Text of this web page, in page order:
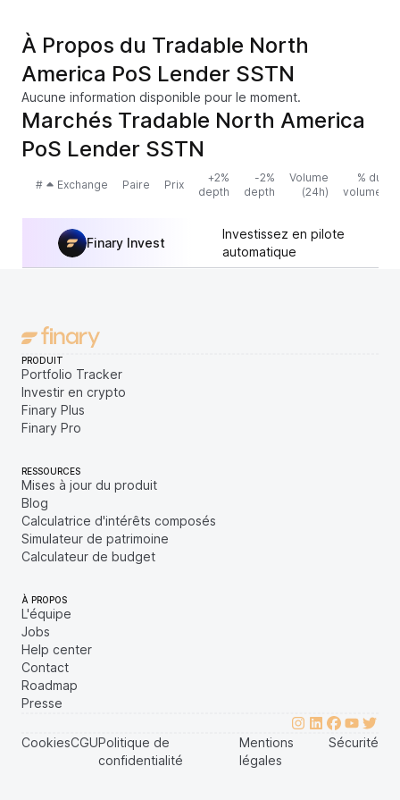
À Propos du Tradable North
America PoS Lender SSTN
Aucune information disponible pour le moment.
Marchés Tradable North America
PoS Lender SSTN
# Exchange Paire Prix
+2%
depth
-2%
depth
Volume
(24h)
% du
volume
Finary Invest
Investissez en pilote
automatique
PRODUIT
Portfolio Tracker
Investir en crypto
Finary Plus
Finary Pro
RESSOURCES
Mises à jour du produit
Blog
Calculatrice d'intérêts composés
Simulateur de patrimoine
Calculateur de budget
À PROPOS
L'équipe
Jobs
Help center
Contact
Roadmap
Presse
CookiesCGUPolitique de
confidentialité
Mentions
légales
Sécurité